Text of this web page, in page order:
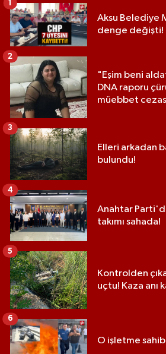
Aksu Belediye
denge değişti!
1
"Eşim beni
DNA raporu
müebbet
2
Elleri arkadan
bulundu!
3
Anahtar
takımı sahada!
4
Kontrolden
uçtu! Kaza anı
5
O işletme
6